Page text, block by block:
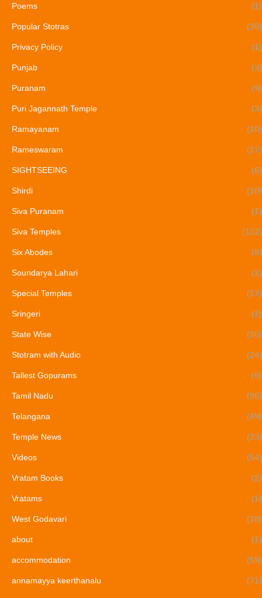
Poems (1)
Popular Stotras (30)
Privacy Policy (1)
Punjab (3)
Puranam (9)
Puri Jagannath Temple (3)
Ramayanam (10)
Rameswaram (17)
SIGHTSEEING (6)
Shirdi (10)
Siva Puranam (1)
Siva Temples (102)
Six Abodes (8)
Soundarya Lahari (2)
Special Temples (17)
Sringeri (1)
State Wise (36)
Stotram with Audio (24)
Tallest Gopurams (6)
Tamil Nadu (96)
Telangana (49)
Temple News (33)
Videos (54)
Vratam Books (2)
Vratams (1)
West Godavari (18)
about (1)
accommodation (59)
annamayya keerthanalu (71)